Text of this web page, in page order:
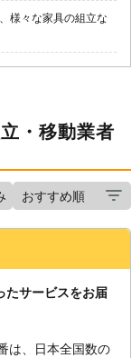
様々な家具の組立な
・移動業者
たサービスをお届
は、日本全国数の